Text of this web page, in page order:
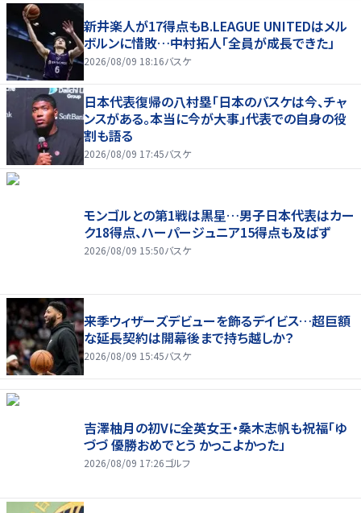
新井楽人が17得点もB.LEAGUE UNITEDはメル
ボルンに惜敗…中村拓人「全員が成長できた」
2026/08/09 18:16バスケ
日本代表復帰の八村塁「日本のバスケは今、チャ
ンスがある。本当に今が大事」代表での自身の役
割も語る
2026/08/09 17:45バスケ
モンゴルとの第1戦は黒星…男子日本代表はカー
ク18得点、ハーパージュニア15得点も及ばず
2026/08/09 15:50バスケ
来季ウィザーズデビューを飾るデイビス…超巨額
な延長契約は開幕後まで持ち越しか？
2026/08/09 15:45バスケ
吉澤柚月の初Vに全英女王・桑木志帆も祝福「ゆ
づづ 優勝おめでとう かっこよかった」
2026/08/09 17:26ゴルフ